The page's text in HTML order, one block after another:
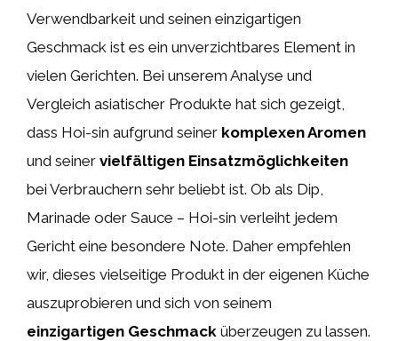
Verwendbarkeit und seinen einzigartigen
Geschmack ist es ein unverzichtbares Element in
vielen Gerichten. Bei unserem Analyse und
Vergleich asiatischer Produkte hat sich gezeigt,
dass Hoi-sin aufgrund seiner komplexen Aromen
und seiner vielfältigen Einsatzmöglichkeiten
bei Verbrauchern sehr beliebt ist. Ob als Dip,
Marinade oder Sauce – Hoi-sin verleiht jedem
Gericht eine besondere Note. Daher empfehlen
wir, dieses vielseitige Produkt in der eigenen Küche
auszuprobieren und sich von seinem
einzigartigen Geschmack überzeugen zu lassen.